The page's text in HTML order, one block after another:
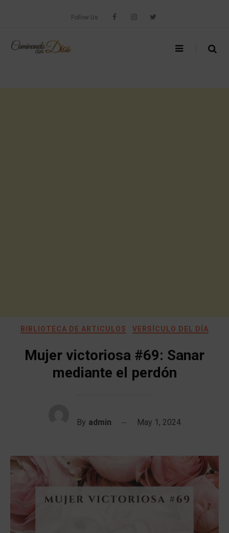
Follow Us
BIBLIOTECA DE ARTICULOS VERSÍCULO DEL DÍA
Mujer victoriosa #69: Sanar
mediante el perdón
By admin May 1, 2024